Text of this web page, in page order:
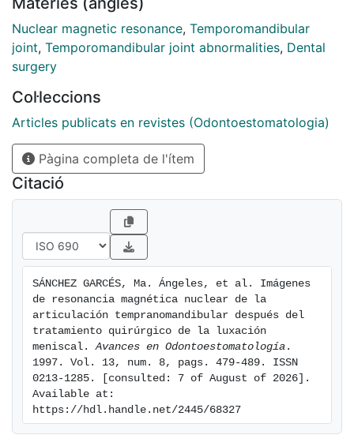
pretende analizar los resultados obtenidos después de
la cirugía de reposición meniscal mediante Resonancia
Magnética y poner en evidencia hasta qué punto se
reestablece la relación anatómica y funcional después
Nuclear magnetic resonance, Temporomandibular
joint, Temporomandibular joint abnormalities, Dental
surgery
Col·leccions
Articles publicats en revistes (Odontoestomatologia)
Pàgina completa de l'ítem
Citació
SÁNCHEZ GARCÉS, Ma. Ángeles, et al. Imágenes
de resonancia magnética nuclear de la
articulación tempranomandibular después del
tratamiento quirúrgico de la luxación
meniscal. Avances en Odontoestomatología .
1997. Vol. 13, num. 8, pags. 479-489. ISSN
0213-1285. [consulted: 7 of August of 2026].
Available at:
https://hdl.handle.net/2445/68327